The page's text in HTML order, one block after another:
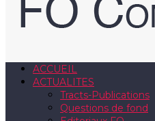
ACCUEIL
ACTUALITES
Tracts-Publications
Questions de fond